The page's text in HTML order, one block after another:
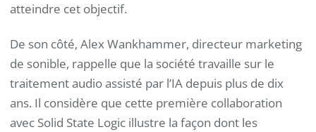
atteindre cet objectif.
De son côté, Alex Wankhammer, directeur marketing
de sonible, rappelle que la société travaille sur le
traitement audio assisté par l’IA depuis plus de dix
ans. Il considère que cette première collaboration
avec Solid State Logic illustre la façon dont les